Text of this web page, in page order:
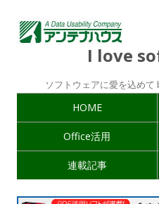
I love
ソフトウェアに愛を込めて
HOME
Office活用
連載記事